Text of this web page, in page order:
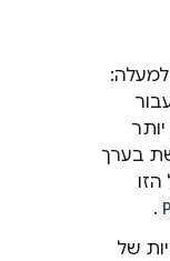
בערך
.
של